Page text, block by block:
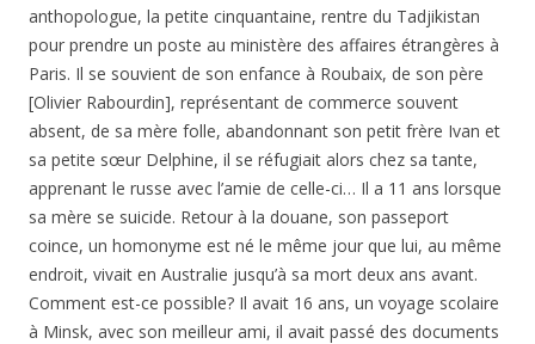
anthopologue, la petite cinquantaine, rentre du Tadjikistan
pour prendre un poste au ministère des affaires étrangères à
Paris. Il se souvient de son enfance à Roubaix, de son père
[Olivier Rabourdin], représentant de commerce souvent
absent, de sa mère folle, abandonnant son petit frère Ivan et
sa petite sœur Delphine, il se réfugiait alors chez sa tante,
apprenant le russe avec l’amie de celle-ci… Il a 11 ans lorsque
sa mère se suicide. Retour à la douane, son passeport
coince, un homonyme est né le même jour que lui, au même
endroit, vivait en Australie jusqu’à sa mort deux ans avant.
Comment est-ce possible? Il avait 16 ans, un voyage scolaire
à Minsk, avec son meilleur ami, il avait passé des documents